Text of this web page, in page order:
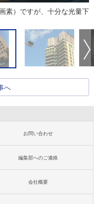
素）ですが、十分な光量下
へ
お問い合わせ
編集部へのご連絡
会社概要